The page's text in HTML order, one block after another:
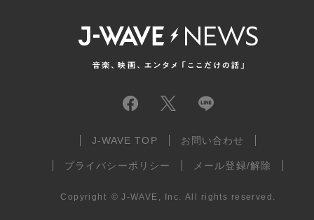
J-WAVE TOP お問い合わせ
プライバシーポリシー メール登録/解除
Copyright © J-WAVE, Inc. All rights reserved.